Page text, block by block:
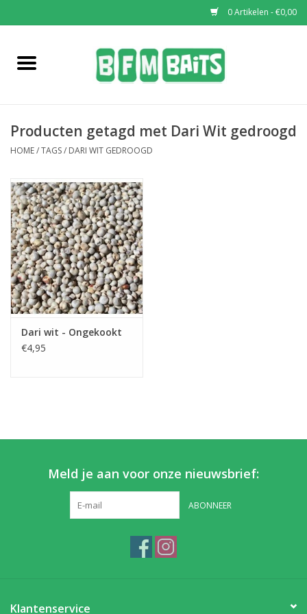
0 Artikelen - €0,00
Home
Wafters
Soaks & Dips
Bucket Deals
Bulk Deals
Partikels & Pellets
Producten getagd met Dari Wit gedroogd
HOME/TAGS/ DARI WIT GEDROOGD
Dari wit - Ongekookt
€4,95
Meld je aan voor onze nieuwsbrief:
ABONNEER
Klantenservice